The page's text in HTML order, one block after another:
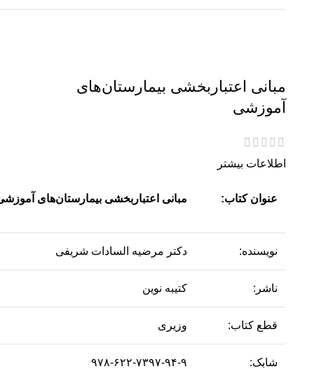
مبانی اعتباربخشی بیمارستان‌های
آموزشی
اطلاعات بیشتر
عنوان کتاب: مبانی اعتباربخشی بیمارستان‌های
نویسنده: دکتر مرضیه السادات شریفی
ناشر: کتیبه نوین
قطع کتاب: وزیری
شابک: ۹۷۸-۶۲۲-۷۳۹۷-۹۴-۹